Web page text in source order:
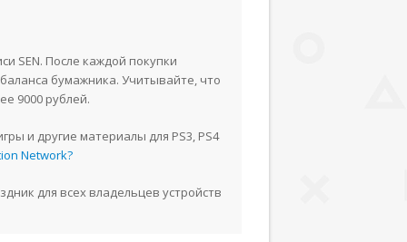
SEN. После каждой покупки
бумажника. Учитывайте, что
9000 рублей.
и другие материалы для PS3, PS4
Network?
для всех владельцев устройств